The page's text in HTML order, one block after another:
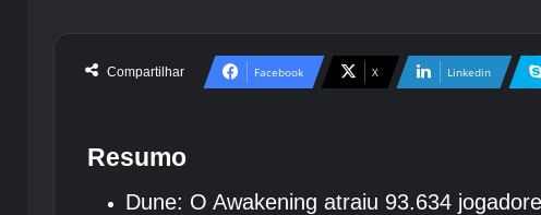
Compartilhar Facebook X Linkedin
Resumo
Dune: O Awakening atraiu 93.634